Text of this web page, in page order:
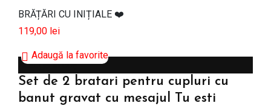
BRĂȚĂRI CU INIȚIALE ❤️
119,00 lei
Adaugă la favorite
Adaugă în coș
Set de 2 bratari pentru cupluri cu
banut gravat cu mesajul Tu esti